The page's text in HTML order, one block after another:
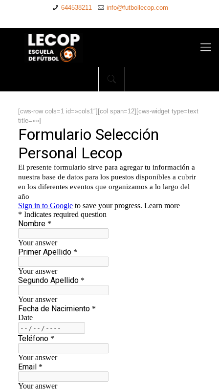
644538211 info@futbollecop.com
[cws-row cols=1 id=»cols1″][col span=12][cws-widget type=text
title=»»]